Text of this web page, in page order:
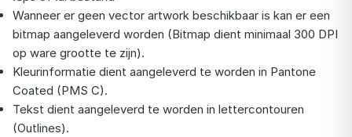
Wanneer er geen vector artwork beschikbaar is kan er een
bitmap aangeleverd worden (Bitmap dient minimaal 300 DPI
op ware grootte te zijn).
Kleurinformatie dient aangeleverd te worden in Pantone
Coated (PMS C).
Tekst dient aangeleverd te worden in lettercontouren
(Outlines).